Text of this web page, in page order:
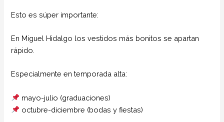
Esto es súper importante:
En Miguel Hidalgo los vestidos más bonitos se apartan
rápido.
Especialmente en temporada alta:
mayo-julio (graduaciones)
octubre-diciembre (bodas y fiestas)